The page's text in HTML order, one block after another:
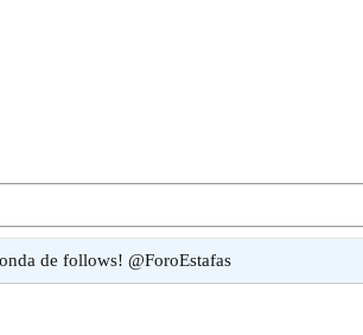
de follows! @ForoEstafas